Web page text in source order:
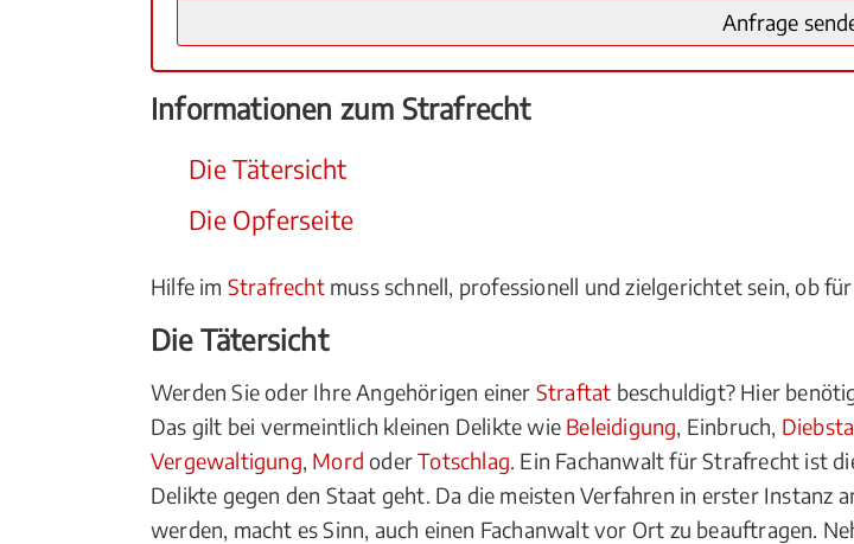
Informationen zum Strafrecht
Die Tätersicht
Die Opferseite
Hilfe im Strafrechtmuss schnell, professionell und zielgerichtet sein, ob
Die Tätersicht
Werden Sie oder Ihre Angehörigen einer Straftat beschuldigt? Hier
Das gilt bei vermeintlich kleinen Delikte wie Beleidigung, Einbruch,
Vergewaltigung, Mord oderTotschlag. Ein Fachanwalt für Strafrecht ist
Delikte gegen den Staat geht. Da die meisten Verfahren in erster Instanz
werden, macht es Sinn, auch einen Fachanwalt vor Ort zu beauftragen.